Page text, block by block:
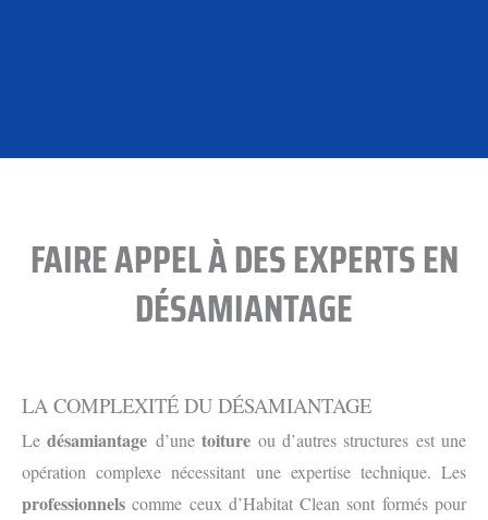
FAIRE APPEL À DES EXPERTS EN
DÉSAMIANTAGE
LA COMPLEXITÉ DU DÉSAMIANTAGE
Ledésamiantage d’unetoiture ou d’autres structures est une
opération complexe nécessitant une expertise technique. Les
professionnels comme ceux d’Habitat Clean sont formés pour